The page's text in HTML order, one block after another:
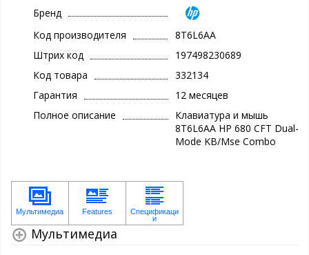
Бренд
Код производителя
8T6L6AA
Штрих код
197498230689
Код товара
332134
Гарантия
12 месяцев
Полное описание
Клавиатура и мышь
8T6L6AA HP 680 CFT Dual-
Mode KB/Mse Combo
Мультимедиа